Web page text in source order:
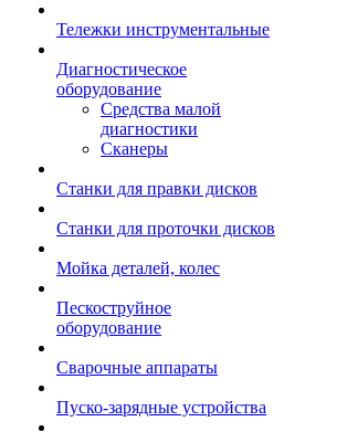
Тележки инструментальные
Диагностическое
оборудование
Средства малой
диагностики
Сканеры
Станки для правки дисков
Станки для проточки дисков
Мойка деталей, колес
Пескоструйное
оборудование
Сварочные аппараты
Пуско-зарядные устройства